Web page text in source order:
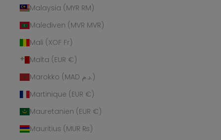
Malaysia (MYR RM)
Malediven (MVR MVR)
Mali (XOF Fr)
Malta (EUR €)
Marokko (MAD د.م.)
Martinique (EUR €)
Mauretanien (EUR €)
Mauritius (MUR ₨)